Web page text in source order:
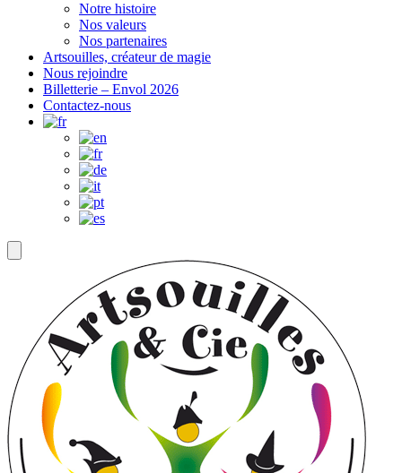
Notre histoire
Nos valeurs
Nos partenaires
Artsouilles, créateur de magie
Nous rejoindre
Billetterie – Envol 2026
Contactez-nous